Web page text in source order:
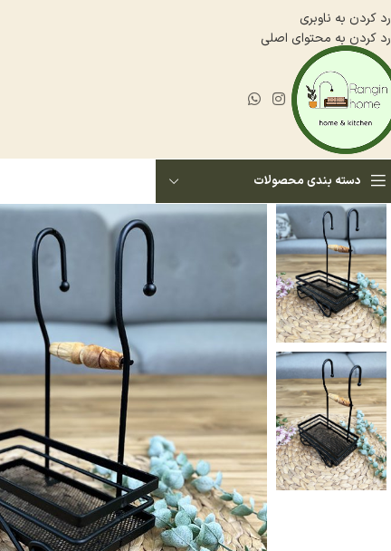
رد کردن به ناوبری
رد کردن به محتوای اصلی
دسته بندی محصولات